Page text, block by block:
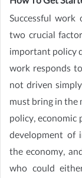
Successful
two crucial
important policy
work responds
not driven
must bring in the
policy, economic
development of
the economy,
who could